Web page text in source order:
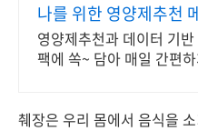
나를 위한 영양제추천
기구독 평생 할인 혜택!
영양제추천과 데이터 기
팩에 쏙~ 담아 매일 간편
췌장은 우리 몸에서 음식을